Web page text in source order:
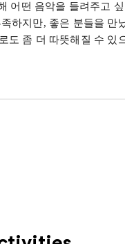
어떤 음악을 들려주고
하지만, 좋은 분들을 만
도 좀 더 따뜻해질 수 있